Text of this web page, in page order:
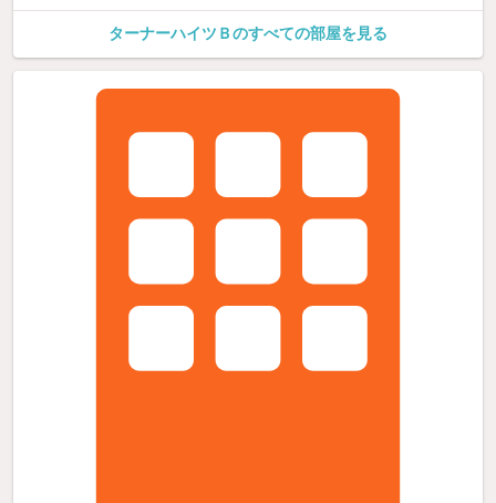
ターナーハイツＢのすべての部屋を見る